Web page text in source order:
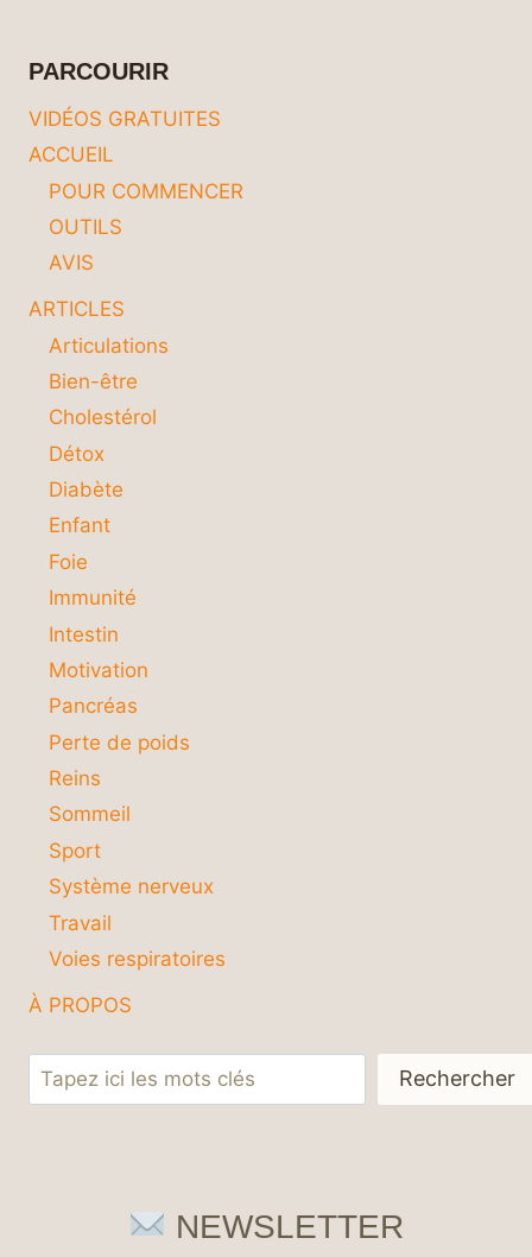
PARCOURIR
VIDÉOS GRATUITES
ACCUEIL
POUR COMMENCER
OUTILS
AVIS
ARTICLES
Articulations
Bien-être
Cholestérol
Détox
Diabète
Enfant
Foie
Immunité
Intestin
Motivation
Pancréas
Perte de poids
Reins
Sommeil
Sport
Système nerveux
Travail
Voies respiratoires
À PROPOS
Rechercher Rechercher
NEWSLETTER